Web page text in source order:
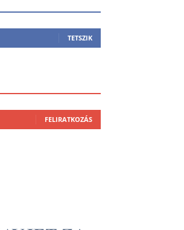
TETSZIK
FELIRATKOZÁS